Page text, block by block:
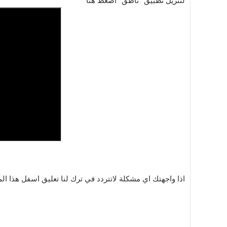
اذا واجهتك اي مشكلة لاتتردد في ترك لنا تعليق اسفل هذا